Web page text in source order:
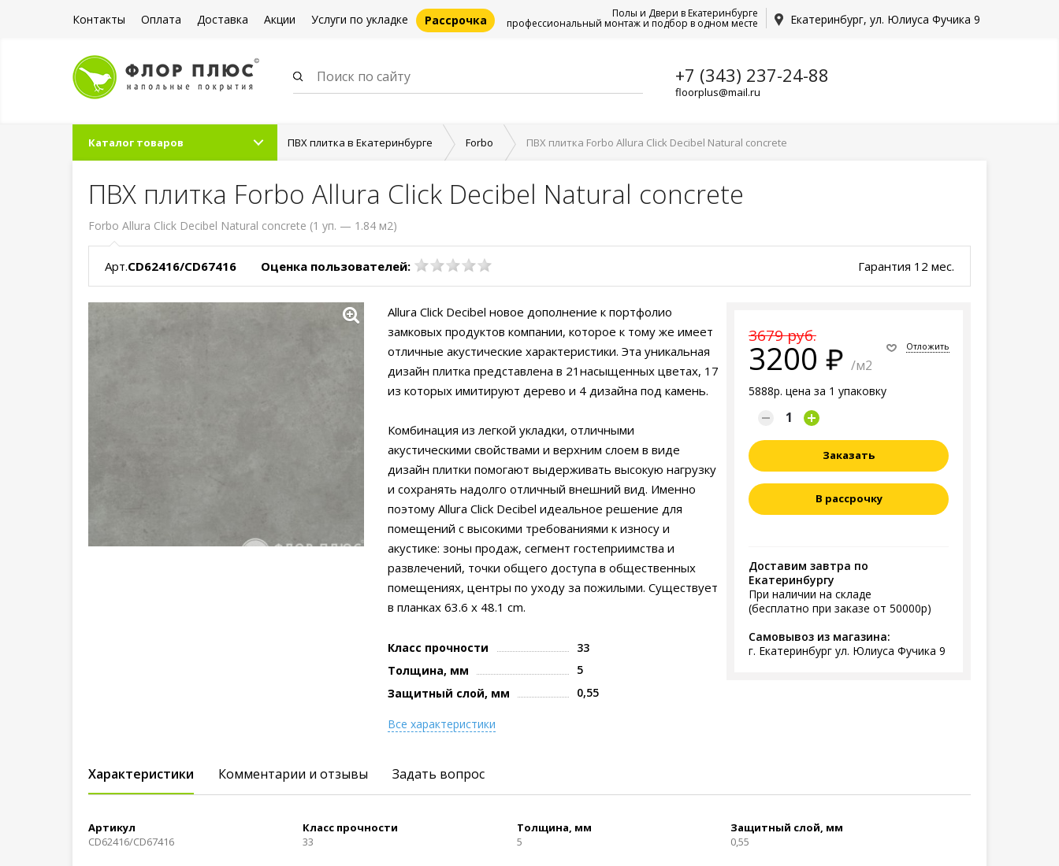
Контакты Оплата Доставка Акции Услуги по укладке Рассрочка Екатеринбург, ул. Юлиуса Фучика 9
Полы и Двери в Екатеринбурге
профессиональный монтаж и подбор в одном месте
+7 (343) 237-24-88
floorplus@mail.ru
Каталог товаров ПВХ плитка в Екатеринбурге Forbo ПВХ плитка Forbo Allura Click Decibel Natural concrete
ПВХ плитка Forbo Allura Click Decibel Natural concrete
Forbo Allura Click Decibel Natural concrete (1 уп. — 1.84 м2)
Арт.CD62416/CD67416 Оценка пользователей: Гарантия 12 мес.
3679 руб.
3200 /м2
5888р. цена за 1 упаковку
Отложить
Заказать
В рассрочку
Доставим завтра по
Екатеринбургу
При наличии на складе
(бесплатно при заказе от 50000р)
Самовывоз из магазина:
г. Екатеринбург ул. Юлиуса Фучика 9
Allura Click Decibel новое дополнение к портфолио
замковых продуктов компании, которое к тому же имеет
отличные акустические характеристики. Эта уникальная
дизайн плитка представлена в 21насыщенных цветах, 17
из которых имитируют дерево и 4 дизайна под камень.
Комбинация из легкой укладки, отличными
акустическими свойствами и верхним слоем в виде
дизайн плитки помогают выдерживать высокую нагрузку
и сохранять надолго отличный внешний вид. Именно
поэтому Allura Click Decibel идеальное решение для
помещений с высокими требованиями к износу и
акустике: зоны продаж, сегмент гостеприимства и
развлечений, точки общего доступа в общественных
помещениях, центры по уходу за пожилыми. Существует
в планках 63.6 х 48.1 cm.
Класс прочности
33
Толщина, мм
5
Защитный слой, мм
0,55
Все характеристики
Характеристики Комментарии и отзывы Задать вопрос
Артикул
CD62416/CD67416
Класс прочности
33
Толщина, мм
5
Защитный слой, мм
0,55